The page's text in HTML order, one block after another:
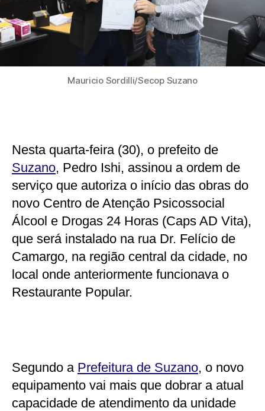
Mauricio Sordilli/Secop Suzano
Nesta quarta-feira (30), o prefeito de
Suzano, Pedro Ishi, assinou a ordem de
serviço que autoriza o início das obras do
novo Centro de Atenção Psicossocial
Álcool e Drogas 24 Horas (Caps AD Vita),
que será instalado na rua Dr. Felício de
Camargo, na região central da cidade, no
local onde anteriormente funcionava o
Restaurante Popular.
Segundo a Prefeitura de Suzano, o novo
equipamento vai mais que dobrar a atual
capacidade de atendimento da unidade